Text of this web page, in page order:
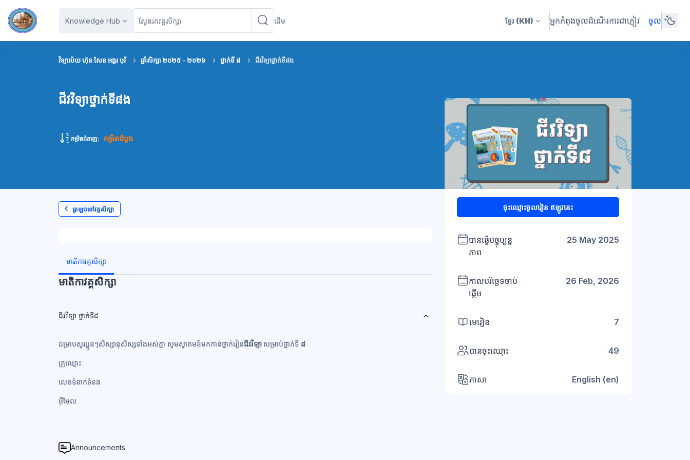
រំលងទៅកាន់មាតិកាមេ
Knowledge Hub
ស្វែងរកវគ្គសិក្សា
ដើម ខ្មែរ (KH) អ្នកកំពុងចូលដំណើរការជាភ្ញៀវ ចូល
វិទ្យាល័យ ហ៊ុន សែន អង្គរ បុរី ឆ្នាំសិក្សា ២០២៥ - ២០២៦ ថ្នាក់ទី ៨ ជីវវិទ្យាថ្នាក់ទី៨ង
ជីវវិទ្យាថ្នាក់ទី៨ង
កម្រិតជំនាញ: កម្រិតដំបូង
ត្រឡប់ទៅវគ្គសិក្សា
ប្លុក
ចុះឈ្មោះចូលរៀន ឥឡូវនេះ
បានធ្វើបច្ចុប្បន្ន
ភាព
25 May 2025
កាលបរិច្ឆេទចាប់
ផ្តើម
26 Feb, 2026
មេរៀន 7
បានចុះឈ្មោះ 49
ភាសា English ‎(en)‎
មាតិកាវគ្គសិក្សា
មាតិកាវគ្គសិក្សា
ជីវវិទ្យា ថ្នាក់ទី៨
ជម្រាបសួរប្អូនៗសិស្សានុសិស្សទាំងអស់គ្នា សូមស្វាគមន៍មកកាន់ថ្នាក់រៀនជីវវិទ្យា សម្រាប់ថ្នាក់ទី ៨
គ្រូឈ្មោះ
លេខទំនាក់ទំនង​
អ៊ីមែល
Announcements